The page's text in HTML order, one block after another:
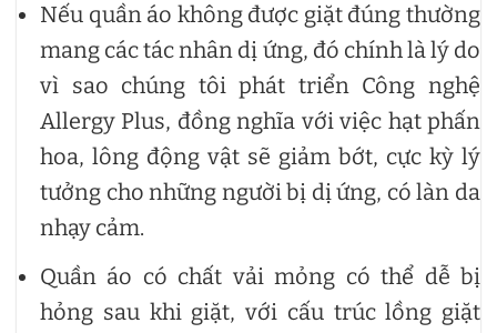
Nếu quần áo không được giặt đúng thường
mang các tác nhân dị ứng, đó chính là lý do
vì sao chúng tôi phát triển Công nghệ
Allergy Plus, đồng nghĩa với việc hạt phấn
hoa, lông động vật sẽ giảm bớt, cực kỳ lý
tưởng cho những người bị dị ứng, có làn da
nhạy cảm.
Quần áo có chất vải mỏng có thể dễ bị
hỏng sau khi giặt, với cấu trúc lồng giặt